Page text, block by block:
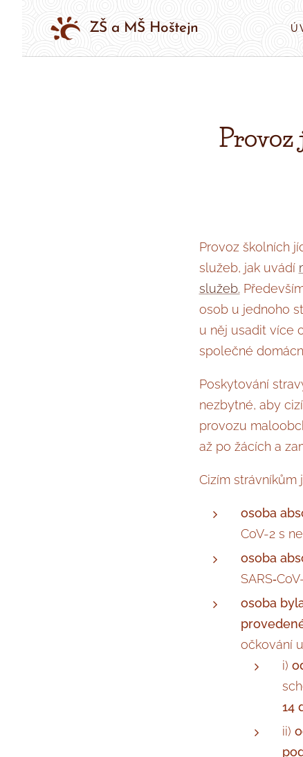
ZŠ a MŠ Hoštejn
Provoz
Provoz školních
služeb, jak uvádí
služeb.
osob u jednoho
u něj usadit více
společné
Poskytování
nezbytné, aby
provozu
až po žácích a
Cizím strávníkům
osoba
CoV-2 s
osoba
osoba
očkování
i)
14
ii)